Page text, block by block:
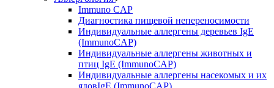
Immuno CAP
Диагностика пищевой непереносимости
Индивидуальные аллергены деревьев IgE
(ImmunoCAP)
Индивидуальные аллергены животных и
птиц IgE (ImmunoCAP)
Индивидуальные аллергены насекомых и их
ядовIgE (ImmunoCAP)